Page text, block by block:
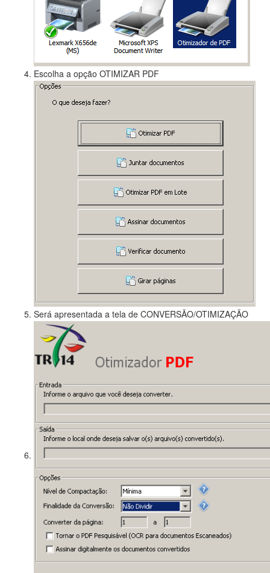
Escolha a opção OTIMIZAR PDF
Será apresentada a tela de CONVERSÃO/OTIMIZAÇÃO